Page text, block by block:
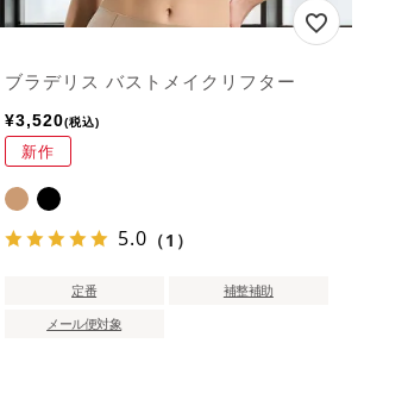
ブラデリス バストメイクリフター
¥3,520 税込
新作
5.0 （1）
定番 補整補助
メール便対象